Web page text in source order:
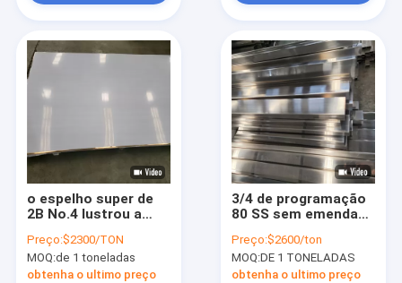
Produtos
Sobre nós
Visita à fábrica
Solicite um orçamento
o espelho super de
2B No.4 lustrou a
inoxidável Astm A240
Tp316 da folha 316l
Preço:$2300/TON
MOQ:de 1 toneladas
obtenha o ultimo preço
3/4 de programação
80 SS sem emenda
0.5mm para o uso de
envio
Preço:$2600/ton
MOQ:DE 1 TONELADAS
obtenha o ultimo preço